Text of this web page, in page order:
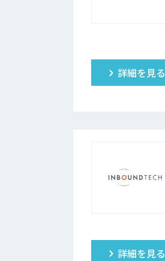
詳細を見る
詳細を見る